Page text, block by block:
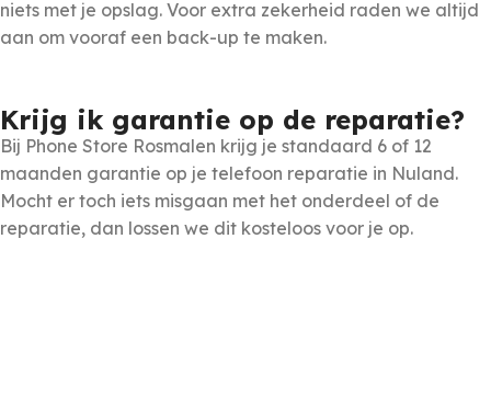
niets met je opslag. Voor extra zekerheid raden we altijd
aan om vooraf een back-up te maken.
Krijg ik garantie op de reparatie?
Bij Phone Store Rosmalen krijg je standaard 6 of 12
maanden garantie op je telefoon reparatie in Nuland.
Mocht er toch iets misgaan met het onderdeel of de
reparatie, dan lossen we dit kosteloos voor je op.